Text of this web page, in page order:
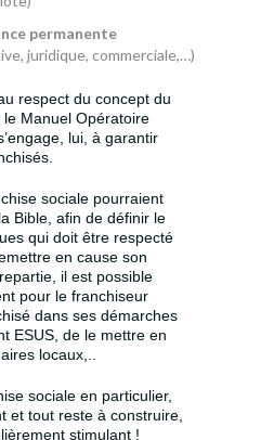
permanente
juridique, commerciale,…)
respect du concept du
Manuel Opératoire
lui, à garantir
sociale pourraient
Bible, afin de définir le
qui doit être respecté
en cause son
il est possible
pour le franchiseur
dans ses démarches
ESUS, de le mettre en
locaux,..
sociale en particulier,
et tout reste à construire,
stimulant !